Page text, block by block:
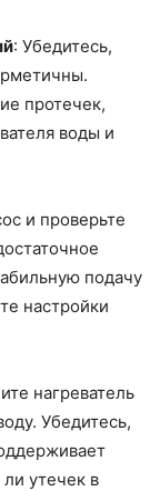
: Убедитесь,
протечек,
воды и
и проверьте
подачу
настройки
нагреватель
Убедитесь,
утечек в